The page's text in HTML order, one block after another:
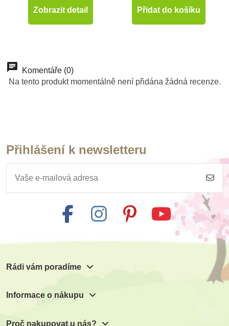
Zobrazit detail Přidat do košíku
Do školy
Skladem
Bigjigs Toys Dřevěná
404 Kč
Komentáře (0)
Na tento produkt momentálně není přidána žádná recenze.
Přihlášení k newsletteru
Rádi vám poradíme
Informace o nákupu
Proč nakupovat u nás?